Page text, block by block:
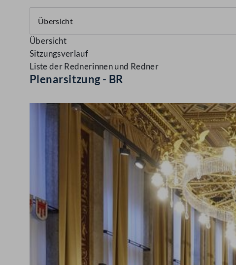
Übersicht
Sitzungsverlauf
Liste der Rednerinnen und Redner
Plenarsitzung - BR